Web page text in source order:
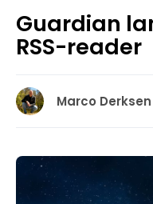
Guardian
RSS-reader
Marco Derksen